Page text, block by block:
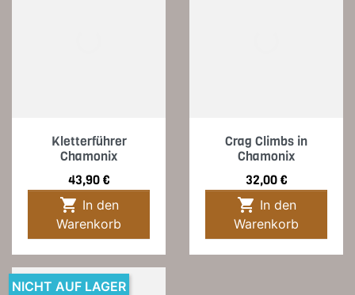
Kletterführer
Chamonix
Preis
43,90 €

Warenkorb
Crag Climbs in
Chamonix
Preis
32,00 €

Warenkorb
NICHT AUF LAGER